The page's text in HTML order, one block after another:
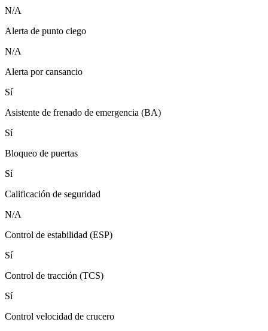
N/A
Alerta de punto ciego
N/A
Alerta por cansancio
Sí
Asistente de frenado de emergencia (BA)
Sí
Bloqueo de puertas
Sí
Calificación de seguridad
N/A
Control de estabilidad (ESP)
Sí
Control de tracción (TCS)
Sí
Control velocidad de crucero